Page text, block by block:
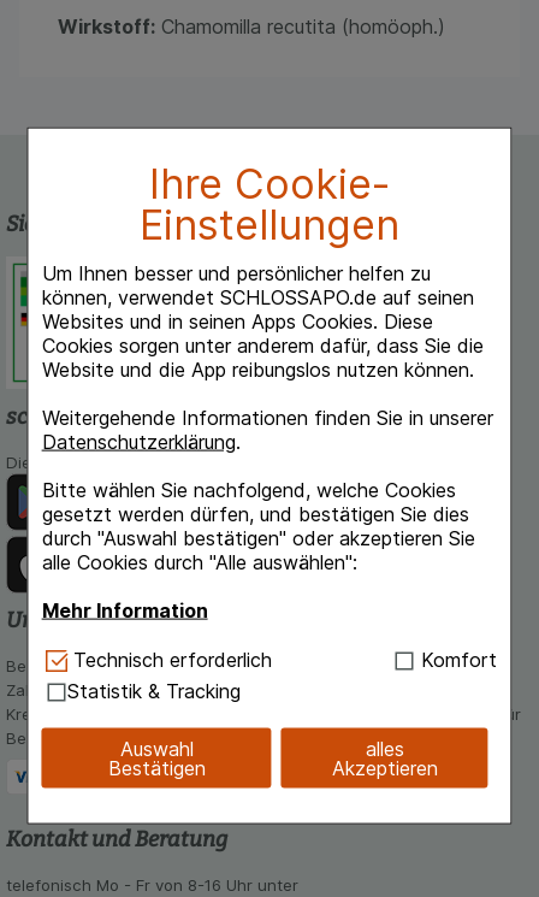
Ihre Cookie-
Einstellungen
Um Ihnen besser und persönlicher helfen zu
können, verwendet SCHLOSSAPO.de auf seinen
Websites und in seinen Apps Cookies. Diese
Cookies sorgen unter anderem dafür, dass Sie die
Website und die App reibungslos nutzen können.
Weitergehende Informationen finden Sie in unserer
Datenschutzerklärung.
Bitte wählen Sie nachfolgend, welche Cookies
gesetzt werden dürfen, und bestätigen Sie dies
durch "Auswahl bestätigen" oder akzeptieren Sie
alle Cookies durch "Alle auswählen":
Mehr Information
Technisch Notwendig:Hierbei handelt es sich um
Cookies, die für die Grundfunktionen unserer
Website notwendig sind (z.B. Navigation,
Warenkorb, Kundenkonto), weshalb auf diese nicht
verzichtet werden kann.
Einkaufserlebnis noch ansprechender zu gestalten,
beispielsweise für die Wiedererkennung des
Besuchers oder unsere Seite an bevorzugte
Technisch erforderlich
Komfort
Statistik & Tracking
Auswahl
Bestätigen
alles
Akzeptieren
Wirkstoff: Chamomilla recutita (homöoph.)
Sicherheit und Qualität
Schlossapo.de ist registriert beim
Deutschen Institut für Medizinische
Dokumentation und Information.
schlossapo.de-App
Die App von schlossapo.de jetzt mit E-Rezept-Scanner
Unsere Zahlungsarten
Bequem und sicher - Wählen Sie aus unseren verschiedenen
Zahlungsmöglichkeiten:
Kreditkarte, PayPal,Vorkasse, iDeal, Bancontact und Rechnung (für
Bestandskunden)
Kontakt und Beratung
telefonisch Mo - Fr von 8-16 Uhr unter